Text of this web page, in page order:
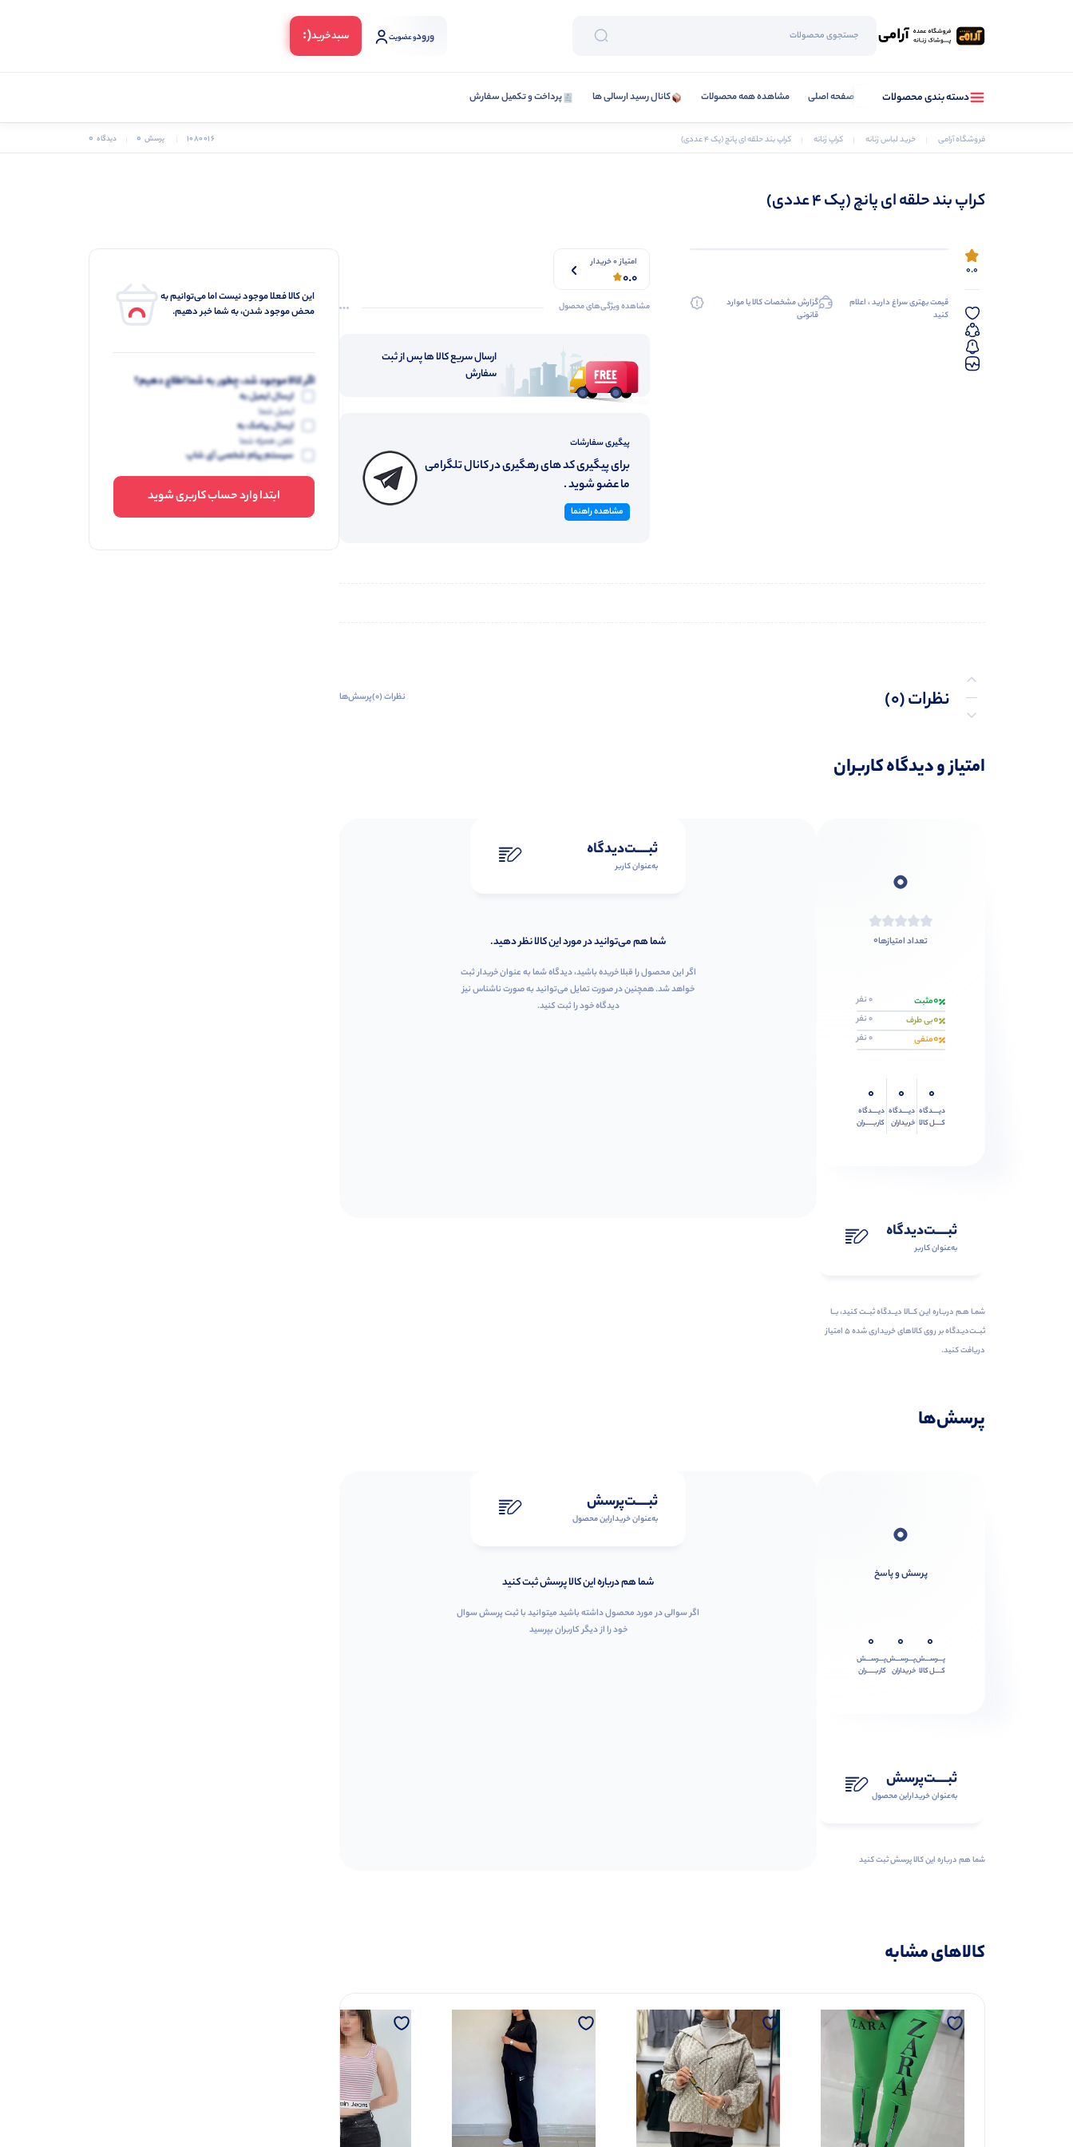
ورودو عضویت سبد‌خرید(:
دسته بندی محصولات صفحه اصلی مشاهده همه محصولات کانال رسید ارسالی ها پرداخت و تکمیل سفارش
فروشگاه آرامی خرید لباس زنانه کراپ زنانه کراپ بند حلقه ای پانچ (پک 4 عددی) 1080016 پرسش 0 دیدگاه 0
کراپ بند حلقه ای پانچ (پک 4 عددی)
0.0
قیمت بهتری سراغ دارید ، اعلام
کنید
گزارش مشخصات کالا یا موارد
قانونی
امتیاز 0 خریدار
0.0
مشاهده ویژگی‌های محصول
ارسال سریع کالا ها پس از ثبت
سفارش
پیگیری سفارشات
برای پیگیری کد های رهگیری در کانال تلگرامی
ما عضو شوید .
مشاهده راهنما
نظرات (0)
نظرات (0) پرسش‌ها
امتیاز و دیدگاه کاربران
0
تعداد امتیازها0
0مثبت 0 نفر
0بی طرف 0 نفر
0منفی 0 نفر
0
دیــــدگاه
کــــل کالا
0
دیــــدگاه
خریداران
0
دیــــدگاه
کاربـــــران
ثبـــــت‌دیدگاه
به‌عنوان کاربر
شمـا هـم دربـاره ایـن کــالا دیــدگاه ثبــت کنید، بــا
ثبــت‌دیـدگاه بر روی کالاهای خریداری شده ۵ امتیاز
دریافت کنید.
ثبـــــت‌دیدگاه
به‌عنوان کاربر
شما هم می‌توانید در مورد این کالا نظر دهید.
اگر این محصول را قبلا خریده باشید، دیدگاه شما به عنوان خریدار ثبت
خواهد شد. همچنین در صورت تمایل می‌توانید به صورت ناشناس نیز
دیدگاه خود را ثبت کنید.
پرسش‌ها
0
پرسش و پاسخ
0
پـــرســـش
کــــل کالا
0
پـــرســـش
خریداران
0
پـــرســـش
کاربـــــران
ثبـــــت‌پرسش
به‌عنوان ‌خریدار‌این‌ محصول
شما هم درباره این کالا پرسش ثبت کنید
ثبـــــت‌پرسش
به‌عنوان ‌خریدار‌این‌ محصول
شما هم درباره این کالا پرسش ثبت کنید
اگر سوالی در مورد محصول داشته باشید میتوانید با ثبت پرسش سوال
خود را از دیگر کاربران بپرسید
کالاهای مشابه
این کالا فعلا موجود نیست اما می‌توانیم به
محض موجود شدن، به شما خبر دهیم.
اگر کالا موجود شد، چطور به شما اطلاع دهیم؟
ارسال ایمیل به
ایمیل شما
ارسال پیامک به
تلفن همراه شما
سیستم پیام شخصی آی شاپ
ابتدا وارد حساب کاربری شوید